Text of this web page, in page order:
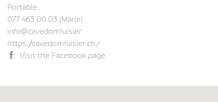
Portable:
077 463 00 03 (Marie)
info@cavedomluisier
https://cavedomluisier.ch/
Visit the Facebook page